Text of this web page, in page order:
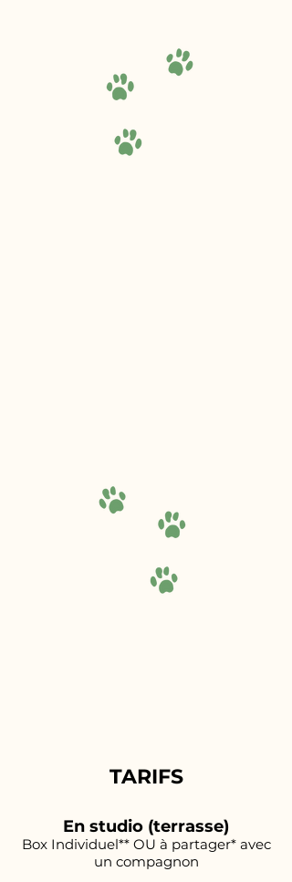
TARIFS
En studio (terrasse)
Box Individuel** OU à partager* avec
un compagnon